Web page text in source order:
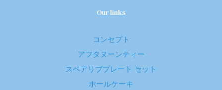
Our links
コンセプト
アフタヌーンティー
スペアリブプレート セット
ホールケーキ